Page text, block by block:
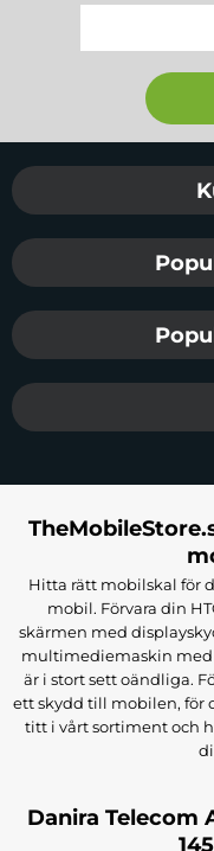
Sidfot
Hitta rätt mobilskal för
mobil. Förvara din
skärmen med
multimediemaskin med
är i stort sett oändliga.
ett skydd till mobilen, för
titt i vårt sortiment och
Danira Telecom